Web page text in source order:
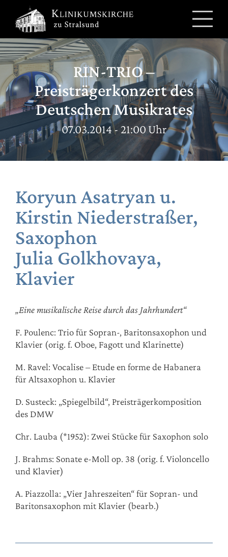
Inhalt
springen
RIN-TRIO –
Preisträgerkonzert des
Deutschen Musikrates
07.03.2014 - 21:00 Uhr
Koryun Asatryan u.
Kirstin Niederstraßer,
Saxophon
Julia Golkhovaya,
Klavier
„Eine musikalische Reise durch das Jahrhundert“
F. Poulenc: Trio für Sopran-, Baritonsaxophon und
Klavier (orig. f. Oboe, Fagott und Klarinette)
M. Ravel: Vocalise – Etude en forme de Habanera
für Altsaxophon u. Klavier
D. Susteck: „Spiegelbild“, Preisträgerkomposition
des DMW
Chr. Lauba (*1952): Zwei Stücke für Saxophon solo
J. Brahms: Sonate e-Moll op. 38 (orig. f. Violoncello
und Klavier)
A. Piazzolla: „Vier Jahreszeiten“ für Sopran- und
Baritonsaxophon mit Klavier (bearb.)